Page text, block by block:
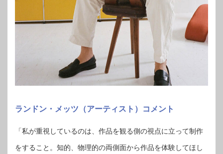
ランドン・メッツ（アーティスト）コメント
「私が重視しているのは、作品を観る側の視点に立って制作
をすること。知的、物理的の両側面から作品を体験してほし